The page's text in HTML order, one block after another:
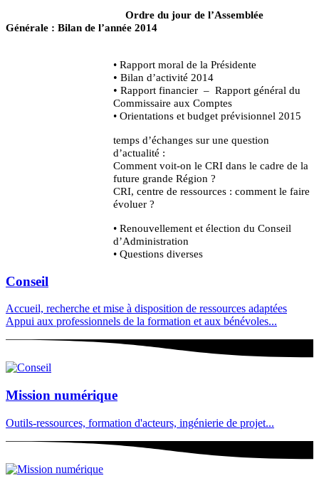
Ordre du jour de l’Assemblée
Générale : Bilan de l’année 2014
• Rapport moral de la Présidente
• Bilan d’activité 2014
•Rapport financier – Rapport général du
Commissaire aux Comptes
•Orientations et budget prévisionnel 2015
temps d’échanges sur une question
d’actualité :
Comment voit-on le CRI dans le cadre de la
future grande Région ?
CRI, centre de ressources : comment le faire
évoluer ?
• Renouvellement et élection du Conseil
d’Administration
• Questions diverses
Conseil
Accueil, recherche et mise à disposition de ressources adaptées
Appui aux professionnels de la formation et aux bénévoles...
Mission numérique
Outils-ressources, formation d'acteurs, ingénierie de projet...